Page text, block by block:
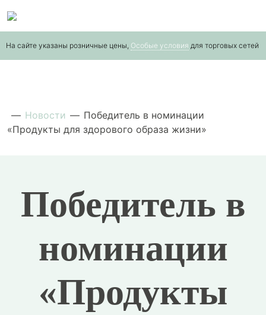
to
the
content
На сайте указаны розничные цены, Особые условия для торговых сетей
— Новости — Победитель в номинации
«Продукты для здорового образа жизни»
Победитель в
номинации
«Продукты